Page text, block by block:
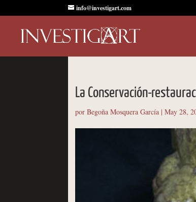
info@investigart.com
La Conservación-
porBegoña Mosquera García |May 28,